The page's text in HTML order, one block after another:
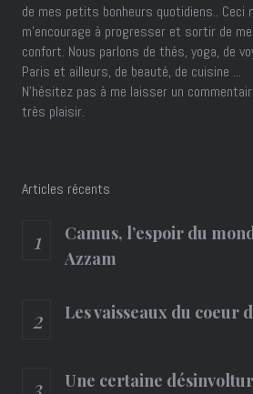
de mes petits bonheurs quotidiens.. Ceci
m'encourage à progresser et sortir de
confort. Nous parlons de thés, yoga, de
Paris et ailleurs, de beauté, de cuisine ...
N'hésitez pas à me laisser un
très plaisir.
Articles récents
Camus, l’espoir du
Azzam
Les vaisseaux du coeur
Une certaine